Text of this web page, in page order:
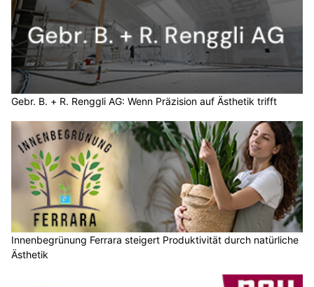
Gebr. B. + R. Renggli AG: Wenn Präzision auf Ästhetik trifft
Innenbegrünung Ferrara steigert Produktivität durch natürliche
Ästhetik